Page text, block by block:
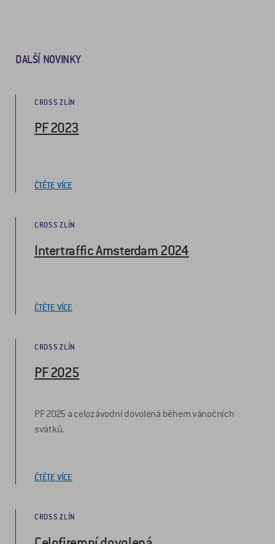
DALŠÍ NOVINKY
CROSS ZLÍN
PF 2023
ČTĚTE VÍCE
CROSS ZLÍN
Intertraffic Amsterdam 2024
ČTĚTE VÍCE
CROSS ZLÍN
PF 2025
PF 2025 a celozávodní dovolená během vánočních
svátků.
ČTĚTE VÍCE
CROSS ZLÍN